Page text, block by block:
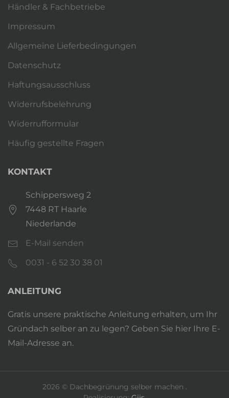
Händler & Fachbetriebe
Impressum
Allgemeine Lieferbedingungen
Datenschutz
Haftungsausschluss
Widerrufsbelehrung
Widerrufformular
Häufig gestellte Fragen
KONTAKT
Schippersweg 2
7448 RT Haarle
Niederlande
E-Mail senden
0031 - 6 52 30 38 01
ANLEITUNG
Gratis unsere praktische Anleitung erhalten, um Ihr
Gründach selber an zu legen? Geben Sie hier Ihre E-
Mail-Adresse an.
2026 © Dachbegrünung selber machen .